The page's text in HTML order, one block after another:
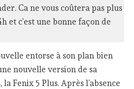
Ca ne vous coûtera pas plus
et c’est une bonne façon de
entorse à son plan bien
nouvelle version de sa
la Fenix 5 Plus. Après l’absence